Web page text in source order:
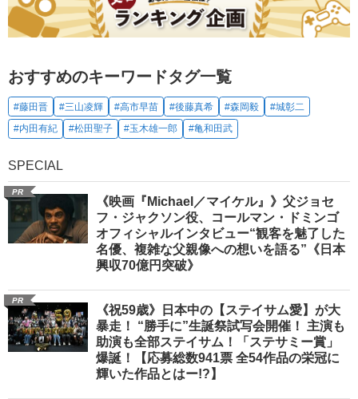
おすすめのキーワードタグ一覧
#藤田晋 #三山凌輝 #高市早苗 #後藤真希 #森岡毅
#城彰二
#内田有紀
#松田聖子 #玉木雄一郎 #亀和田武
SPECIAL
PR
《映画『Michael／マイケル』》父ジョセ
フ・ジャクソン役、コールマン・ドミンゴ
オフィシャルインタビュー“観客を魅了した
名優、複雑な父親像への想いを語る”《日本
興収70億円突破》
PR
《祝59歳》日本中の【ステイサム愛】が大
暴走！ “勝手に”生誕祭試写会開催！ 主演も
助演も全部ステイサム！「ステサミー賞」
爆誕！【応募総数941票 全54作品の栄冠に
輝いた作品とはー!?】